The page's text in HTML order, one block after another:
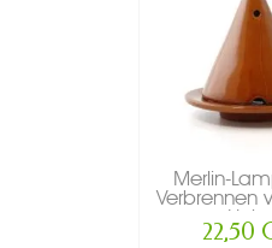
Merlin-
Verbrennen
22,50